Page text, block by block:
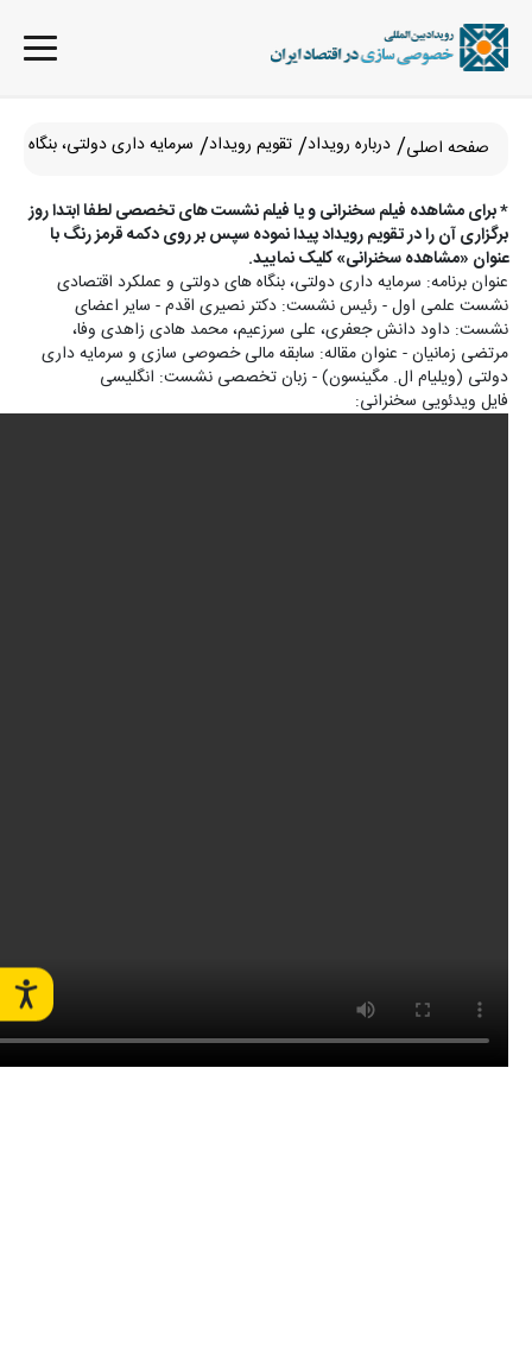
صفحه اصلی درباره رویداد تقویم رویداد سرمایه داری دولتی، بنگاه
* برای مشاهده فیلم سخنرانی و یا فیلم نشست های تخصصی لطفا ابتدا روز
برگزاری آن را در تقویم رویداد پیدا نموده سپس بر روی دکمه قرمز رنگ با
عنوان «مشاهده سخنرانی» کلیک نمایید.
عنوان برنامه: سرمایه داری دولتی، بنگاه های دولتی و عملکرد اقتصادی
نشست علمی اول - رئیس نشست: دکتر نصیری اقدم - سایر اعضای
نشست: داود دانش جعفری، علی سرزعیم، محمد هادی زاهدی وفا،
مرتضی زمانیان - عنوان مقاله: سابقه مالی خصوصی سازی و سرمایه داری
دولتی (ویلیام ال. مگینسون) - زبان تخصصی نشست: انگلیسی
فایل ویدئویی سخنرانی: